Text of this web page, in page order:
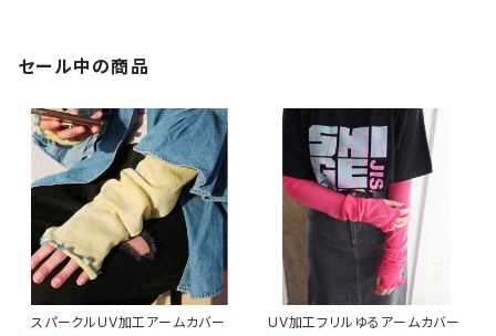
セール中の商品
スパークルUV加工アームカバー UV加工フリルゆるアームカバー